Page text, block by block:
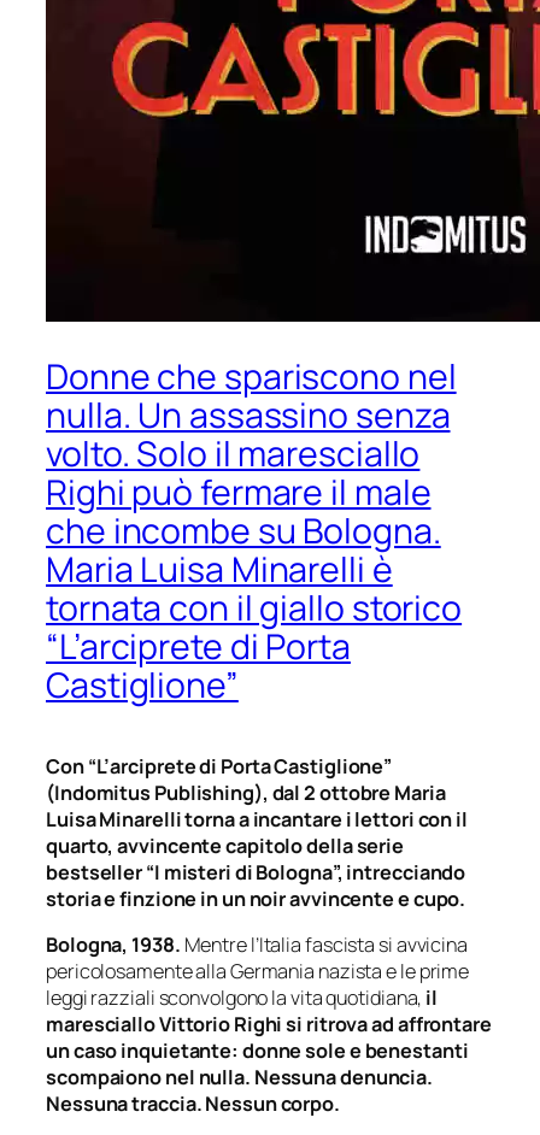
Donne che spariscono nel
nulla. Un assassino senza
volto. Solo il maresciallo
Righi può fermare il male
che incombe su Bologna.
Maria Luisa Minarelli è
tornata con il giallo storico
“L’arciprete di Porta
Castiglione”
Con “L’arciprete di Porta Castiglione”
(Indomitus Publishing), dal 2 ottobre Maria
Luisa Minarelli torna a incantare i lettori con il
quarto, avvincente capitolo della serie
bestseller “I misteri di Bologna”, intrecciando
storia e finzione in un noir avvincente e cupo.
Bologna, 1938. Mentre l’Italia fascista si avvicina
pericolosamente alla Germania nazista e le prime
leggi razziali sconvolgono la vita quotidiana, il
maresciallo Vittorio Righi si ritrova ad affrontare
un caso inquietante: donne sole e benestanti
scompaiono nel nulla. Nessuna denuncia.
Nessuna traccia. Nessun corpo.